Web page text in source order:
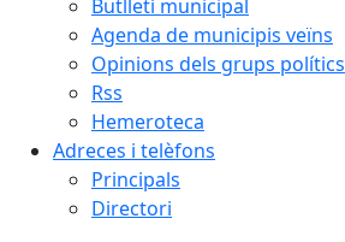
Butlletí municipal
Agenda de municipis veïns
Opinions dels grups polítics
Rss
Hemeroteca
Adreces i telèfons
Principals
Directori